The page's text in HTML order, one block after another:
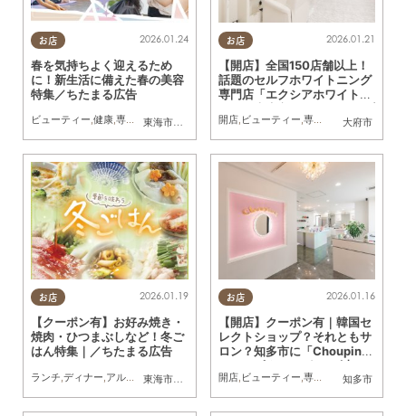
お店
東海市
, 知多市 半田市
2026.01.24
春を気持ちよく迎えるため
に！新生活に備えた春の美容
特集／ちたまる広告
ビューティー,健康,専門店 ,ちたまるスタイル掲載店,まとめ記事,ちたまる広告
お店
大府市
2026.01.21
【開店】全国150店舗以上！
話題のセルフホワイトニング
専門店「エクシアホワイトニ
ン／ちたまる広告
開店, ビューティー,専門店 ちたまる広告
お店
東海市
,大府市 知多市, 南知多町
2026.01.19
【クーポン有】お好み焼き・
焼肉・ひつまぶしなど！冬ご
はん特集｜／ちたまる広告
ランチ ディナー アルコール ,ラーメン カフェ,キッチンカー,専門店 ちたまるスタイ
お店
知多市
2026.01.16
【開店】クーポン有｜韓国セ
レクトショップ？それともサ
ロン？知多市に「Choupinet
（シュピネ）」が12/6(土)オ
ープン／ちたまる広告
開店, ビューティー 専門店 雑貨,ちたまる